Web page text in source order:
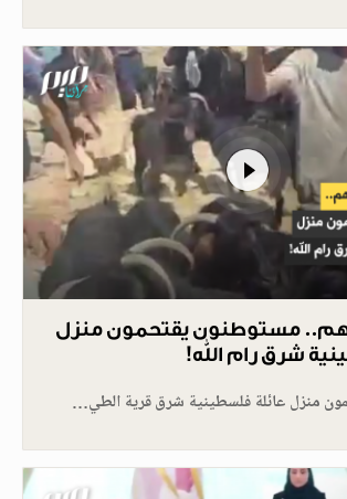
مستوطنون يقتحمون منزل
شرق رام الله!
منزل عائلة فلسطينية شرق قرية الطي…